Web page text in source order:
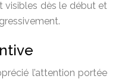
visibles dès le début et
l’attention portée